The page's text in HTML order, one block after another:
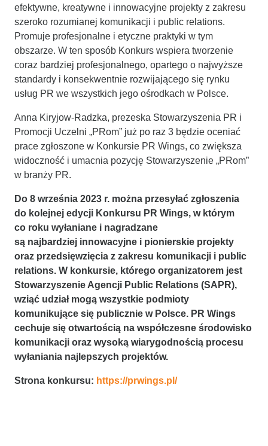
efektywne, kreatywne i innowacyjne projekty z zakresu
szeroko rozumianej komunikacji i public relations.
Promuje profesjonalne i etyczne praktyki w tym
obszarze. W ten sposób Konkurs wspiera tworzenie
coraz bardziej profesjonalnego, opartego o najwyższe
standardy i konsekwentnie rozwijającego się rynku
usług PR we wszystkich jego ośrodkach w Polsce.
Anna Kiryjow-Radzka, prezeska Stowarzyszenia PR i
Promocji Uczelni „PRom” już po raz 3 będzie oceniać
prace zgłoszone w Konkursie PR Wings, co zwiększa
widoczność i umacnia pozycję Stowarzyszenie „PRom”
w branży PR.
Do 8 września 2023 r. można przesyłać zgłoszenia
do kolejnej edycji Konkursu PR Wings, w którym
co roku wyłaniane i nagradzane
są najbardziej innowacyjne i pionierskie projekty
oraz przedsięwzięcia z zakresu komunikacji i public
relations. W konkursie, którego organizatorem jest
Stowarzyszenie Agencji Public Relations (SAPR),
wziąć udział mogą wszystkie podmioty
komunikujące się publicznie w Polsce. PR Wings
cechuje się otwartością na współczesne środowisko
komunikacji oraz wysoką wiarygodnością procesu
wyłaniania najlepszych projektów.
Strona konkursu: https://prwings.pl/